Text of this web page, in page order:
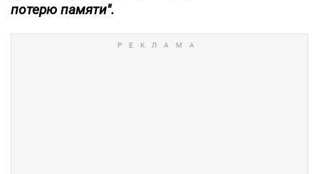
потерю памяти".